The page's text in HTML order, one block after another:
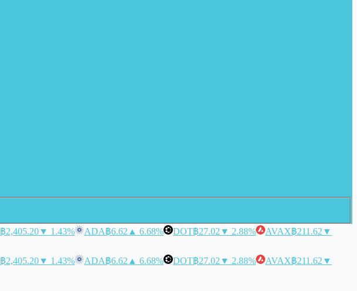
฿2,405.20▼ 1.43% ADA฿6.62 ▲ 6.68% DOT฿27.02 ▼ 2.88% AVAX฿211.62 ▼
฿2,405.20▼ 1.43% ADA฿6.62 ▲ 6.68% DOT฿27.02 ▼ 2.88% AVAX฿211.62 ▼